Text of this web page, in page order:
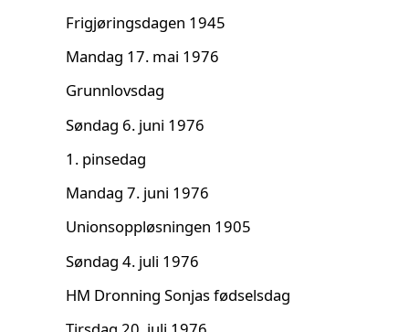
Frigjøringsdagen 1945
Mandag 17. mai 1976
Grunnlovsdag
Søndag 6. juni 1976
1. pinsedag
Mandag 7. juni 1976
Unionsoppløsningen 1905
Søndag 4. juli 1976
HM Dronning Sonjas fødselsdag